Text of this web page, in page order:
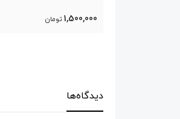
1,950,000 تومان
دیدگاه‌ها